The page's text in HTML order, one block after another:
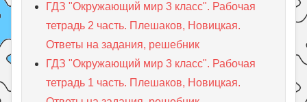
ГДЗ "Окружающий мир 3 класс". Рабочая
тетрадь 2 часть. Плешаков, Новицкая.
Ответы на задания, решебник
ГДЗ "Окружающий мир 3 класс". Рабочая
тетрадь 1 часть. Плешаков, Новицкая.